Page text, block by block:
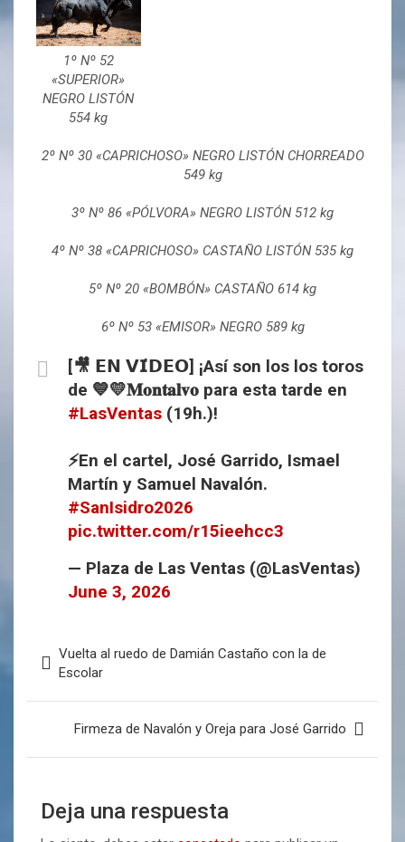
1º Nº 52
«SUPERIOR»
NEGRO LISTÓN
554 kg
2º Nº 30 «CAPRICHOSO» NEGRO LISTÓN CHORREADO
549 kg
3º Nº 86 «PÓLVORA» NEGRO LISTÓN 512 kg
4º Nº 38 «CAPRICHOSO» CASTAÑO LISTÓN 535 kg
5º Nº 20 «BOMBÓN» CASTAÑO 614 kg
6º Nº 53 «EMISOR» NEGRO 589 kg
[🎥 𝗘𝗡 𝗩𝗜́𝗗𝗘𝗢] ¡Así son los los toros
de 💙💛𝐌𝐨𝐧𝐭𝐚𝐥𝐯𝐨 para esta tarde en
#LasVentas (19h.)!
⚡️En el cartel, José Garrido, Ismael
Martín y Samuel Navalón.
#SanIsidro2026
pic.twitter.com/r15ieehcc3
— Plaza de Las Ventas (@LasVentas)
June 3, 2026
Vuelta al ruedo de Damián Castaño con la de
Escolar
Firmeza de Navalón y Oreja para José Garrido
Deja una respuesta